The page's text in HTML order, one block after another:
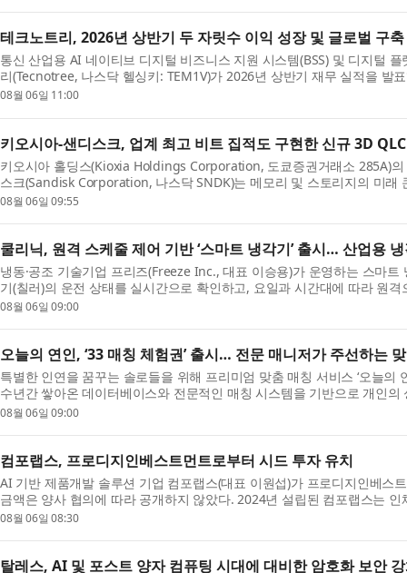
테크노트리, 2026년 상반기 두 자릿수 이익 성장 및 글로벌 구
통신 산업용 AI 네이티브 디지털 비즈니스 지원 시스템(BSS) 및 디지털
리(Tecnotree, 나스닥 헬싱키: TEM1V)가 2026년 상반기 재무 실적을 발
08월 06일 11:00
키오시아-샌디스크, 업계 최고 비트 집적도 구현한 신규 3D
키오시아 홀딩스(Kioxia Holdings Corporation, 도쿄증권거래소 285A)
스크(Sandisk Corporation, 나스닥 SNDK)는 메모리 및 스토리지의 미
08월 06일 09:55
쿨리닉, 원격 스케줄 제어 기반 ‘스마트 냉각기’ 출시… 산업용
냉동·공조 기술기업 프리즈(Freeze Inc., 대표 이승용)가 운영하는 스마트
기(칠러)의 운전 상태를 실시간으로 확인하고, 요일과 시간대에 따라 원
08월 06일 09:00
오늘의 연인, ‘33 매칭 체험권’ 출시… 전문 매니저가 주선하는
특별한 인연을 꿈꾸는 솔로들을 위해 프리미엄 맞춤 매칭 서비스 ‘오늘의
수년간 쌓아온 데이터베이스와 전문적인 매칭 시스템을 기반으로 개인의
08월 06일 09:00
컴포랩스, 프로디지인베스트먼트로부터 시드 투자 유치
AI 기반 제품개발 솔루션 기업 컴포랩스(대표 이원섭)가 프로디지인베스
금액은 양사 협의에 따라 공개하지 않았다. 2024년 설립된 컴포랩스는 인
08월 06일 08:30
탈레스, AI 및 포스트 양자 컴퓨팅 시대에 대비한 암호화 보안